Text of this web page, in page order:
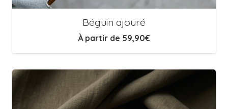
Béguin ajouré
À partir de 59,90€